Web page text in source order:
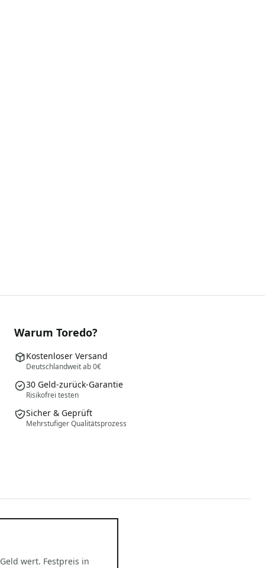
Warum Toredo?
Kostenloser Versand
Deutschlandweit ab 0€
30 Geld-zurück-Garantie
Risikofrei testen
Sicher & Geprüft
Mehrstufiger Qualitätsprozess
wert. Festpreis in